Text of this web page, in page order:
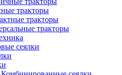
тракторы
тракторы
тракторы
сеялки